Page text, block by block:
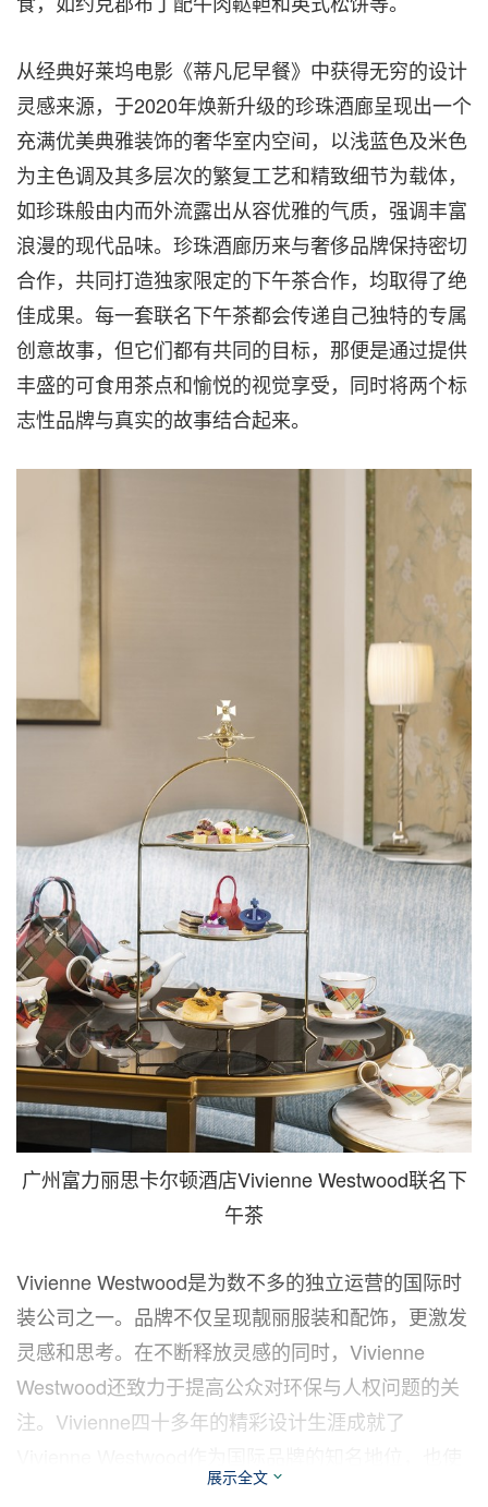
从经典好莱坞电影《蒂凡尼早餐》中获得无穷的设计
灵感来源，于2020年焕新升级的珍珠酒廊呈现出一个
充满优美典雅装饰的奢华室内空间，以浅蓝色及米色
为主色调及其多层次的繁复工艺和精致细节为载体，
如珍珠般由内而外流露出从容优雅的气质，强调丰富
浪漫的现代品味。珍珠酒廊历来与奢侈品牌保持密切
合作，共同打造独家限定的下午茶合作，均取得了绝
佳成果。每一套联名下午茶都会传递自己独特的专属
创意故事，但它们都有共同的目标，那便是通过提供
丰盛的可食用茶点和愉悦的视觉享受，同时将两个标
志性品牌与真实的故事结合起来。
广州富力丽思卡尔顿酒店Vivienne Westwood联名下
午茶
Vivienne Westwood是为数不多的独立运营的国际时
装公司之一。品牌不仅呈现靓丽服装和配饰，更激发
灵感和思考。在不断释放灵感的同时，Vivienne
Westwood还致力于提高公众对环保与人权问题的关
注。Vivienne四十多年的精彩设计生涯成就了
其本人成为当今最具影响力的时装设计师与社会活动
展示全文